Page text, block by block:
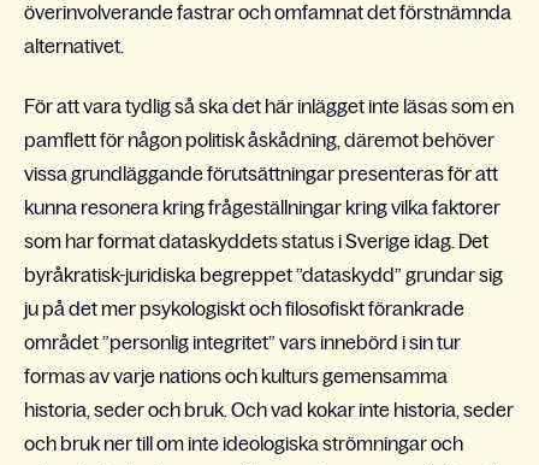
överinvolverande fastrar och omfamnat det förstnämnda
alternativet.
För att vara tydlig så ska det här inlägget inte läsas som en
pamflett för någon politisk åskådning, däremot behöver
vissa grundläggande förutsättningar presenteras för att
kunna resonera kring frågeställningar kring vilka faktorer
som har format dataskyddets status i Sverige idag. Det
byråkratisk-juridiska begreppet ”dataskydd” grundar sig
ju på det mer psykologiskt och filosofiskt förankrade
området ”personlig integritet” vars innebörd i sin tur
formas av varje nations och kulturs gemensamma
historia, seder och bruk. Och vad kokar inte historia, seder
och bruk ner till om inte ideologiska strömningar och